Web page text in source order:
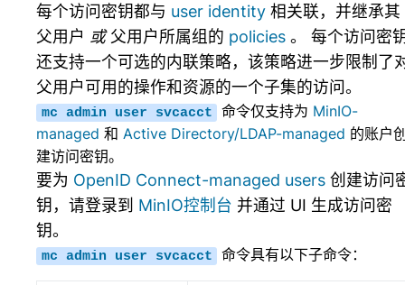
每个访问密钥都与 user identity 相关联，并继承其
父用户 或父用户所属组的 policies 。 每个访问密
还支持一个可选的内联策略，该策略进一步限制了
父用户可用的操作和资源的一个子集的访问。
mc admin user svcacct 命令仅支持为 MinIO-
managed 和 Active Directory/LDAP-managed 的账户
建访问密钥。
要为 OpenID Connect-managed users 创建访问
钥，请登录到 MinIO控制台 并通过 UI 生成访问密
钥。
mc admin user svcacct 命令具有以下子命令：